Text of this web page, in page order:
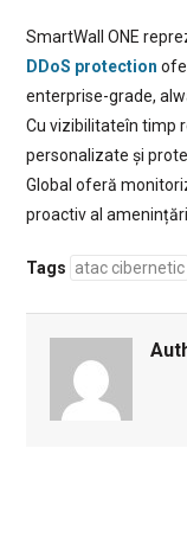
SmartWall ONE
DDoS protection
enterprise-grade,
Cu vizibilitateîn timp
personalizate și
Global oferă
proactiv al
Tags atac cibernetic